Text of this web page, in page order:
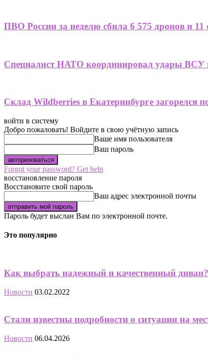
ПВО России за неделю сбила 6 575 дронов и
Специалист НАТО координировал удары ВСУ
Склад Wildberries в Екатеринбурге загорелся
войти в систему
Добро пожаловать! Войдите в свою учётную запись
Ваше имя пользователя
Ваш пароль
Forgot your password? Get help
восстановление пароля
Восстановите свой пароль
Ваш адрес электронной почты
Пароль будет выслан Вам по электронной почте.
Это популярно
Как выбрать надежный и качественный диван?
Новости 03.02.2022
Стали известны подробности о ситуации на
Новости 06.04.2026